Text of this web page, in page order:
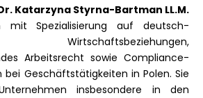
Katarzyna Styrna-Bartman LL.M.
mit Spezialisierung auf deutsch-
Arbeitsrecht sowie Compliance-
bei Geschäftstätigkeiten in Polen. Sie
insbesondere in den